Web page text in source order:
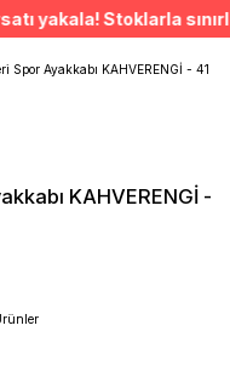
Spor Ayakkabı KAHVERENGİ - 41
KAHVERENGİ -
Stoklarla